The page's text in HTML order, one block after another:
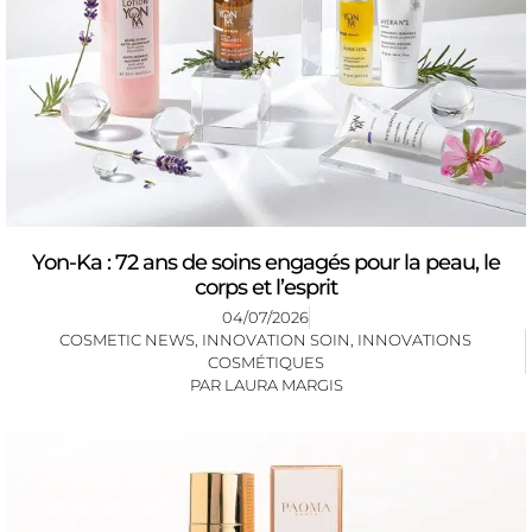
Yon-Ka : 72 ans de soins engagés pour la peau, le
corps et l’esprit
04/07/2026
COSMETIC NEWS INNOVATION SOIN INNOVATIONS
COSMÉTIQUES
PAR LAURA MARGIS